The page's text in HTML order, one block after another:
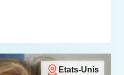
Etats-Unis